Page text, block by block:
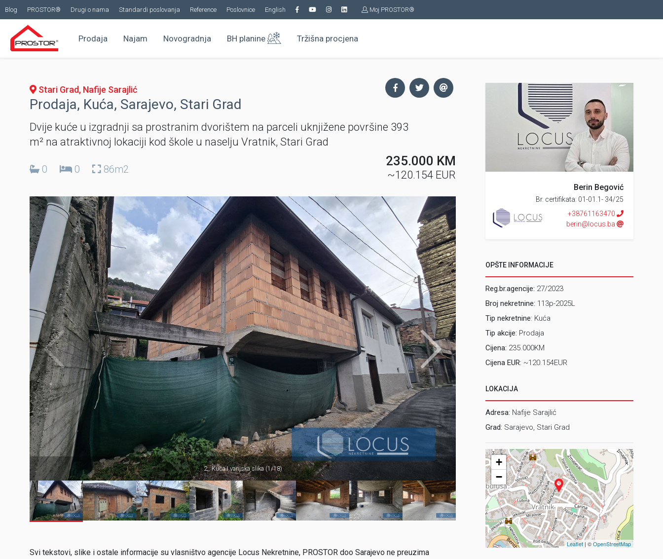
Blog PROSTOR® Drugi o nama Standardi poslovanja Reference Poslovnice English Moj PROSTOR®
Prodaja Najam Novogradnja BH planine Tržišna procjena
Stari Grad, Nafije Sarajlić
Prodaja, Kuća, Sarajevo, Stari Grad
Dvije kuće u izgradnji sa prostranim dvorištem na parceli uknjižene površine 393
m² na atraktivnoj lokaciji kod škole u naselju Vratnik, Stari Grad
0 0 86m2
235.000 KM
~120.154 EUR
2_ Kuća I vanjska slika (1/18) 3_ Kuća I
Svi tekstovi, slike i ostale informacije su vlasništvo agencije Locus Nekretnine, PROSTOR doo Sarajevo ne preuzima
Berin Begović
Br. certifikata: 01-01.1- 34/25
+38761163470
berin@locus.ba
OPŠTE INFORMACIJE
Reg.br.agencije: 27/2023
Broj nekretnine: 113p-2025L
Tip nekretnine: Kuća
Tip akcije: Prodaja
Cijena: 235.000KM
Cijena EUR: ~120.154EUR
LOKACIJA
Adresa: Nafije Sarajlić
Grad: Sarajevo, Stari Grad
+
−
Leaflet | ©OpenStreetMap